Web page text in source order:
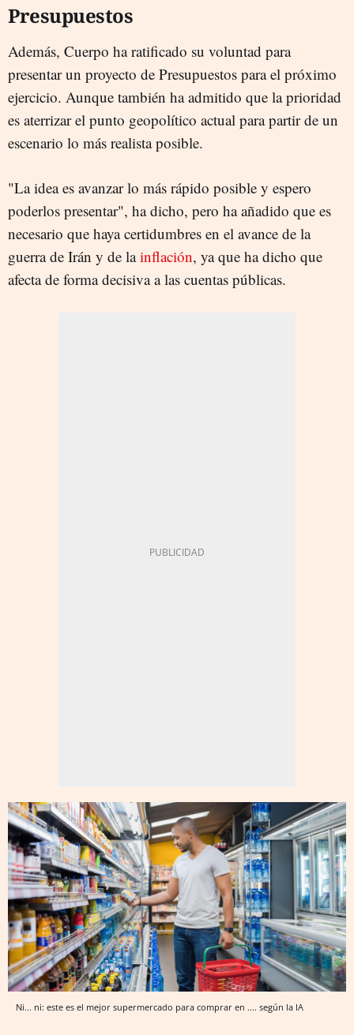
Presupuestos
Además, Cuerpo ha ratificado su voluntad para
presentar un proyecto de Presupuestos para el próximo
ejercicio. Aunque también ha admitido que la prioridad
es aterrizar el punto geopolítico actual para partir de un
escenario lo más realista posible.
"La idea es avanzar lo más rápido posible y espero
poderlos presentar", ha dicho, pero ha añadido que es
necesario que haya certidumbres en el avance de la
guerra de Irán y de lainflación, ya que ha dicho que
afecta de forma decisiva a las cuentas públicas.
Ni... ni: este es el mejor supermercado para comprar en .... según la IA